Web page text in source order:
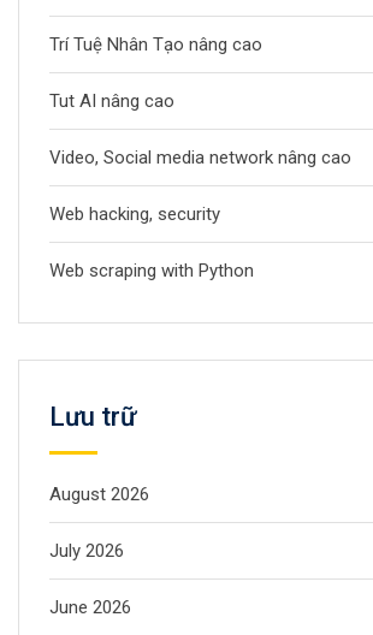
Trí Tuệ Nhân Tạo nâng cao
Tut AI nâng cao
Video, Social media network nâng cao
Web hacking, security
Web scraping with Python
Lưu trữ
August 2026
July 2026
June 2026